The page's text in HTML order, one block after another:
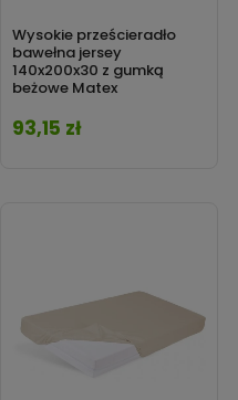
Wysokie prześcieradło
bawełna jersey
140x200x30 z gumką
beżowe Matex
Cena
93,15 zł